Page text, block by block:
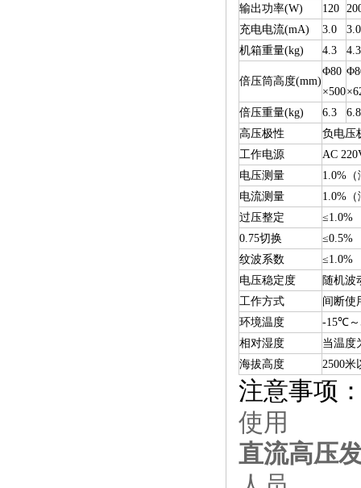
输出功率(W)
120
充电电流(mA)
3.0
3.0
机箱重量(kg)
4.3 4.3
倍压筒高度(mm)
Φ80
×500
倍压重量(kg)
6.3
6.8
高压极性
负电压
工作电源
AC
电压测量
1.0%
电流测量
1.0%
过压整定
≤1.0%
0.75切换
≤0.5%
纹波系数
≤1.0%
电压稳定度
随机波
工作方式
间断使
环境温度
-15℃
相对湿度
当温度
海拔高度
2500米
注意事项
使用
直流高压